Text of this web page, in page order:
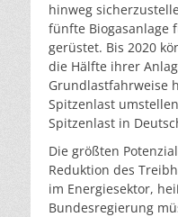
hinweg
fünfte Biogasanlage
gerüstet. Bis 2020
die Hälfte ihrer
Grundlastfahrweise
Spitzenlast
Spitzenlast in
Die größten
Reduktion des
im Energiesektor,
Bundesregierung